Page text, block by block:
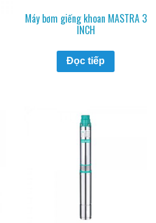
Máy bơm giếng khoan MASTRA 3
INCH
Đọc tiếp